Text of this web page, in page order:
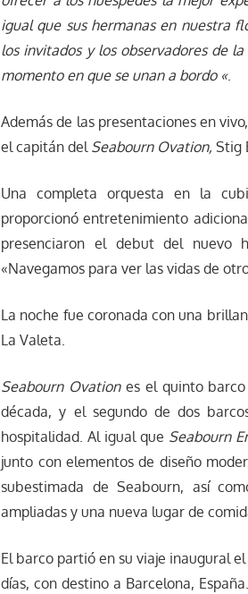
igual que sus hermanas en nuestra
los invitados y los observadores de
momento en que se unan a bordo «.
Además de las presentaciones en
el capitán del Seabourn Ovation, Stig
Una completa orquesta en la
proporcionó entretenimiento
presenciaron el debut del nuevo
«Navegamos para ver las vidas de
La noche fue coronada con una
La Valeta.
Seabourn Ovationes el quinto
década, y el segundo de dos
hospitalidad. Al igual que Seabourn
junto con elementos de diseño
subestimada de Seabourn, así
ampliadas y una nueva lugar de
El barco partió en su viaje inaugural
días, con destino a Barcelona,